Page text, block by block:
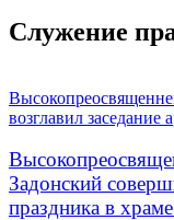
Служение
возглавил
Задонский
праздника в